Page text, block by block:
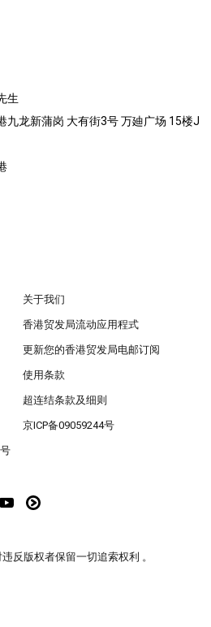
生
九龙新蒲岗 大有街3号 万廸广场 15楼J
关于我们
香港贸发局流动应用程式
更新您的香港贸发局电邮订阅
使用条款
超连结条款及细则
京ICP备09059244号
反版权者保留一切追索权利 。